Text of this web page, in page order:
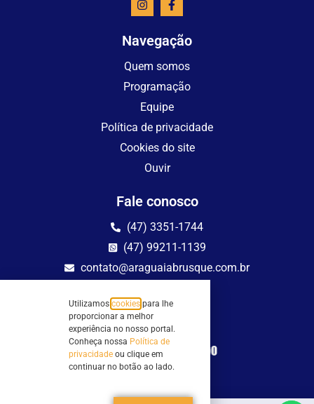
Navegação
Quem somos
Programação
Equipe
Política de privacidade
Cookies do site
Ouvir
Fale conosco
(47) 3351-1744
(47) 99211-1139
contato@araguaiabrusque.com.br
Site seguro
Utilizamos cookies para lhe
proporcionar a melhor
experiência no nosso portal.
Conheça nossa Política de
privacidade ou clique em
continuar no botão ao lado.